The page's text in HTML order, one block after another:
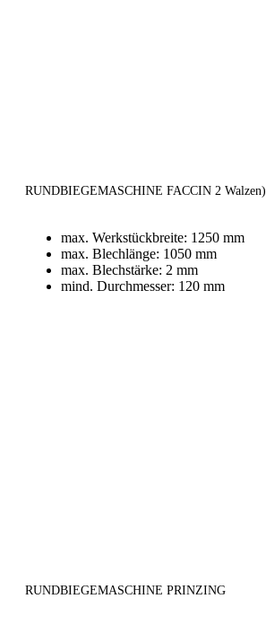
RUNDBIEGEMASCHINE FACCIN 2 Walzen)
max. Werkstückbreite: 1250 mm
max. Blechlänge: 1050 mm
max. Blechstärke: 2 mm
mind. Durchmesser: 120 mm
RUNDBIEGEMASCHINE PRINZING